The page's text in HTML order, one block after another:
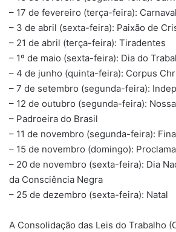
– 17 de fevereiro (terça-feira): Carnaval
– 3 de abril (sexta-feira): Paixão de
– 21 de abril (terça-feira): Tiradentes
– 1º de maio (sexta-feira): Dia do
– 4 de junho (quinta-feira): Corpus
– 7 de setembro (segunda-feira):
– 12 de outubro (segunda-feira):
– Padroeira do Brasil
– 11 de novembro (segunda-feira):
– 15 de novembro (domingo):
– 20 de novembro (sexta-feira): Dia
da Consciência Negra
– 25 de dezembro (sexta-feira): Natal
A Consolidação das Leis do Trabalho